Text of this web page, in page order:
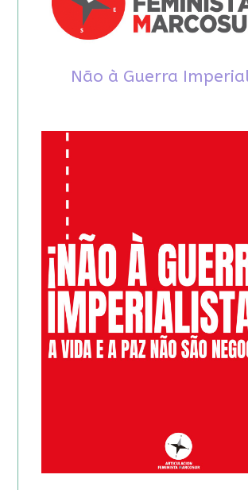
Não à Guerra